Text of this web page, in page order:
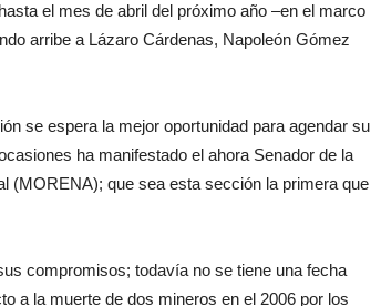
el mes de abril del próximo año –en el marco
arribe a Lázaro Cárdenas, Napoleón Gómez
se espera la mejor oportunidad para agendar su
ha manifestado el ahora Senador de la
(MORENA); que sea esta sección la primera que
compromisos; todavía no se tiene una fecha
a la muerte de dos mineros en el 2006 por los